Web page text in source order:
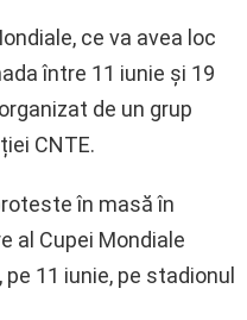
ce va avea loc
între 11 iunie și 19
de un grup
CNTE.
în masă în
al Cupei Mondiale
11 iunie, pe stadionul